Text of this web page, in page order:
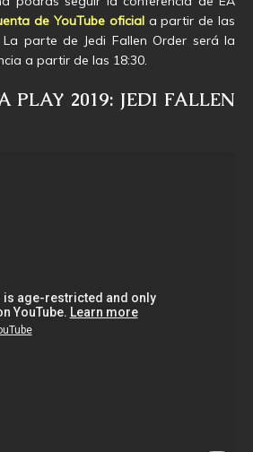
de YouTube oficiala partir de las
parte de Jedi Fallen Order será la
a partir de las 18:30.
PLAY 2019: JEDI FALLEN